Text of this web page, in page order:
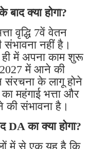
बाद क्या होगा?
वृद्धि 7वें वेतन
नहीं है।
में अपना काम शुरू
2027 में आने की
संरचना के लागू होने
महंगाई भत्ता और
की संभावना है।
का क्या होगा?
में से एक यह है कि